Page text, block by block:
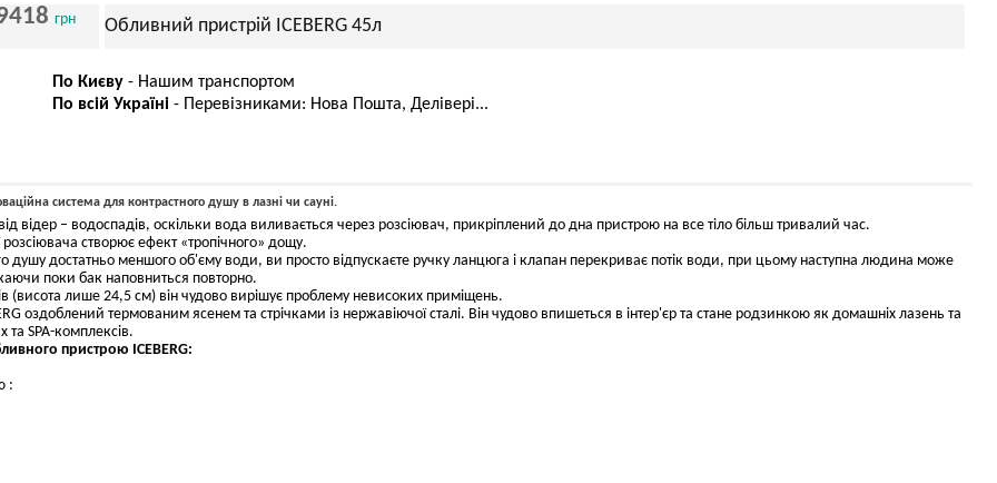
грн Обливний пристрій ICEBERG 45л
По Києву - Нашим транспортом
По всій Україні - Перевізниками: Нова Пошта, Делівері...
система для контрастного душу в лазні чи сауні.
відер – водоспадів, оскільки вода виливається через розсіювач, прикріплений до дна пристрою на все тіло більш тривалий час.
створює ефект «тропічного» дощу.
душу достатньо меншого об'єму води, ви просто відпускаєте ручку ланцюга і клапан перекриває потік води, при цьому наступна людина може
поки бак наповниться повторно.
(висота лише 24,5 см) він чудово вирішує проблему невисоких приміщень.
оздоблений термованим ясенем та стрічками із нержавіючої сталі. Він чудово впишеться в інтер'єр та стане родзинкою як домашніх лазень та
та SPA-комплексів.
пристрою ICEBERG:
: